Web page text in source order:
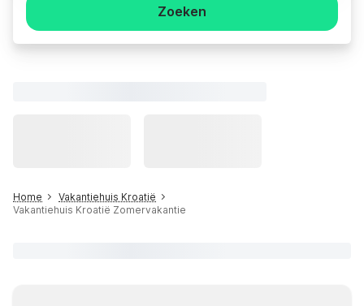
Zoeken
Home
Vakantiehuis Kroatië
Vakantiehuis Kroatië Zomervakantie